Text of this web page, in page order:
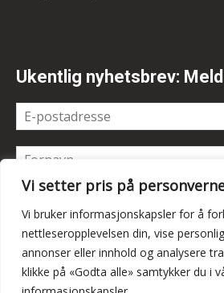
Vi setter pris på
Vi bruker informasjonskapsler for å
nettleseropplevelsen din, vise
annonser eller innhold og analysere
klikke på «Godta alle» samtykker du i
Ukentlig nyhetsbrev: